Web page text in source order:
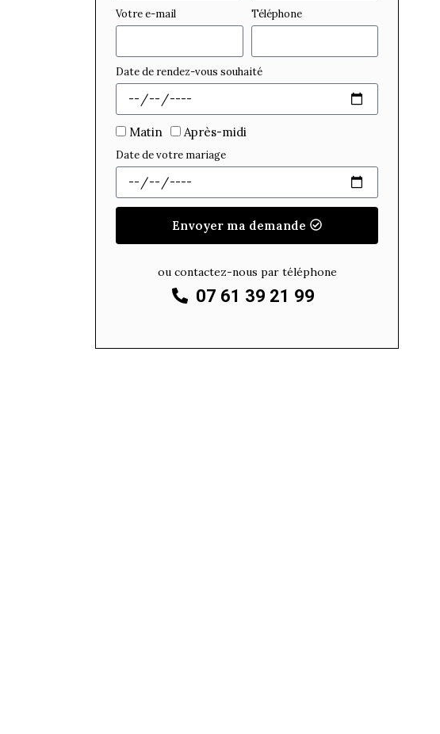
Votre e-mail Téléphone
Date de rendez-vous souhaité
Matin Après-midi
Date de votre mariage
Envoyer ma demande
ou contactez-nous par téléphone
07 61 39 21 99